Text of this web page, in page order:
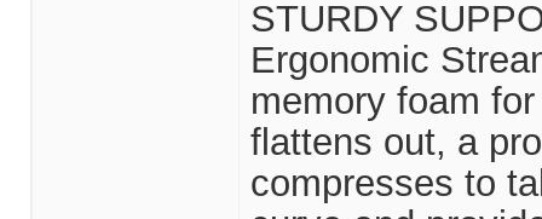
STURDY
Ergonomic
memory foam
flattens out, a
compresses to